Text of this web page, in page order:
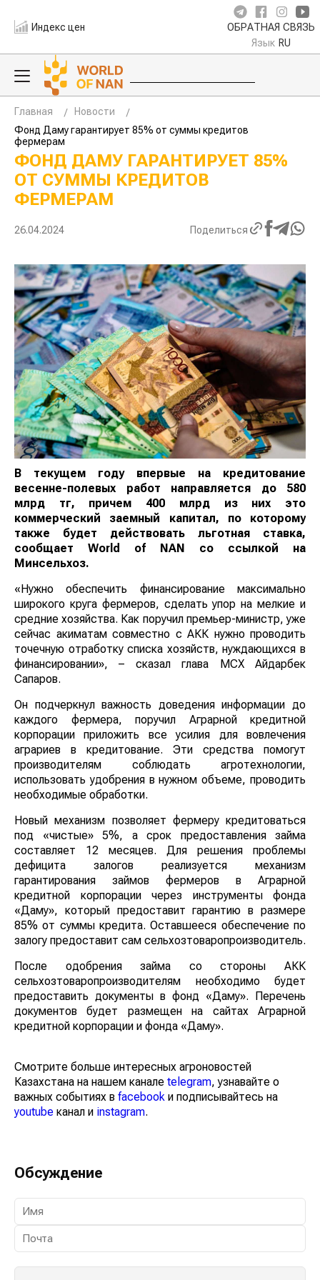
Индекс цен ОБРАТНАЯ СВЯЗЬ
Язык RU
Главная
Новости
Фонд Даму гарантирует 85% от суммы кредитов
фермерам
ФОНД ДАМУ ГАРАНТИРУЕТ 85%
ОТ СУММЫ КРЕДИТОВ
ФЕРМЕРАМ
26.04.2024 Поделиться
В текущем году впервые на кредитование
весенне-полевых работ направляется до 580
млрд тг, причем 400 млрд из них это
коммерческий заемный капитал, по которому
также будет действовать льготная ставка,
сообщает World of NAN
со ссылкой на
Минсельхоз.
«Нужно обеспечить финансирование максимально
широкого круга фермеров, сделать упор на мелкие и
средние хозяйства. Как поручил премьер-министр, уже
сейчас акиматам совместно с АКК нужно проводить
точечную отработку списка хозяйств, нуждающихся в
финансировании», – сказал глава МСХ Айдарбек
Сапаров.
Он подчеркнул важность доведения информации до
каждого фермера, поручил Аграрной кредитной
корпорации приложить все усилия для вовлечения
аграриев в кредитование. Эти средства помогут
производителям соблюдать агротехнологии,
использовать удобрения в нужном объеме, проводить
необходимые обработки.
Новый механизм позволяет фермеру кредитоваться
под «чистые» 5%, а срок предоставления займа
составляет 12 месяцев. Для решения проблемы
дефицита залогов реализуется механизм
гарантирования займов фермеров в Аграрной
кредитной корпорации через инструменты фонда
«Даму», который предоставит гарантию в размере
85% от суммы кредита. Оставшееся обеспечение по
залогу предоставит сам сельхозтоваропроизводитель.
После одобрения займа со стороны АКК
сельхозтоваропроизводителям необходимо будет
предоставить документы в фонд «Даму». Перечень
документов будет размещен на сайтах Аграрной
кредитной корпорации и фонда «Даму».
Смотрите больше интересных агроновостей
Казахстана на нашем канале telegram, узнавайте о
важных событиях в facebook и подписывайтесь на
youtube канал и instagram.
Обсуждение